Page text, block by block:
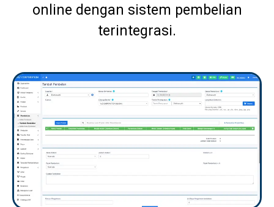
online dengan sistem pembelian
terintegrasi.